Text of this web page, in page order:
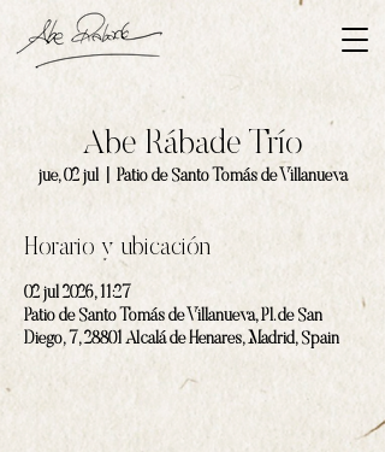
Abe Rábade Trío
jue, 02 jul
  |
Patio de Santo Tomás de Villanueva
Horario y ubicación
02 jul 2026, 11:27
Patio de Santo Tomás de Villanueva, Pl. de San
Diego, 7, 28801 Alcalá de Henares, Madrid, Spain